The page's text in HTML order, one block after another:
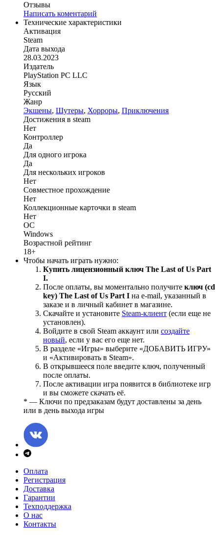
Отзывы
Написать коментарий
Технические характеристики
Активация
Steam
Дата выхода
28.03.2023
Издатель
PlayStation PC LLC
Язык
Русский
Жанр
Экшены, Шутеры, Хорроры, Приключения
Достижения в steam
Нет
Контроллер
Да
Для одного игрока
Да
Для нескольких игроков
Нет
Совместное прохождение
Нет
Коллекционные карточки в steam
Нет
ОС
Windows
Возрастной рейтинг
18+
Чтобы начать играть нужно:
Купить лицензионный ключ The Last of Us Part
I.
После оплаты, вы моментально получите ключ (cd
key) The Last of Us Part I на е-mail, указанный в
заказе и в личный кабинет в магазине.
Скачайте и установите Steam-клиент (если еще не
установлен).
Войдите в свой Steam аккаунт или создайте
новый, если у вас его еще нет.
В разделе «Игры» выберите «ДОБАВИТЬ ИГРУ»
и «Активировать в Steam».
В открывшееся поле введите ключ, полученный
после оплаты.
После активации игра появится в библиотеке игр
и вы сможете скачать её.
* — Ключи по предзаказам будут доставлены за день
или в день выхода игры
Оплата
Регистрация
Доставка
Гарантии
Техподдержка
О нас
Контакты